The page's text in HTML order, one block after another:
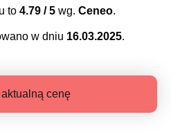
to 4.79 / 5 wg. Ceneo.
w dniu 16.03.2025.
cenę